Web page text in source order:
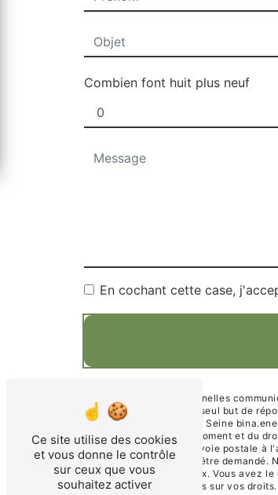
Combien font huit plus neuf
En cochant cette case,
** Les données personnelles
sous-traitants dans le seul but de
76330 Port Jérôme sur Seine
consentement à tout moment et du
exercer ces droits par voie postale à
d'identité pourra vous être demandé.
gestion des contentieux. Vous avez
pour plus d’informations sur vos droits.
Ce site utilise des cookies
et vous donne le contrôle
sur ceux que vous
souhaitez activer